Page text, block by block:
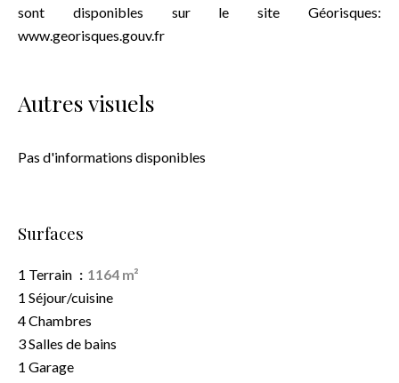
sont disponibles sur le site Géorisques:
www.georisques.gouv.fr
Autres visuels
Pas d'informations disponibles
Surfaces
1 Terrain
1164 m²
1 Séjour/cuisine
4 Chambres
3 Salles de bains
1 Garage